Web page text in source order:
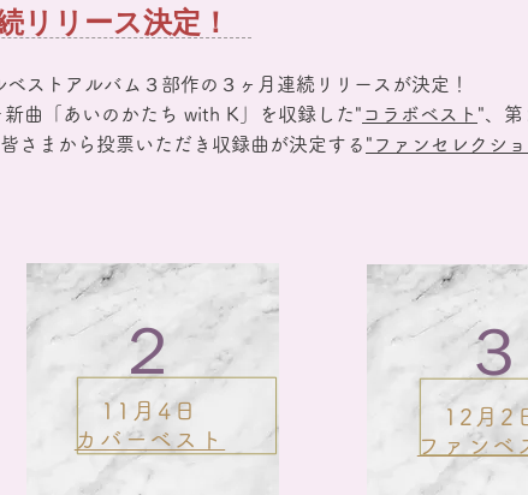
リリース決定！
ストアルバム３部作の３ヶ月連続リリースが決定！
曲「あいのかたち with K」を収録した" コラボベスト "、第
さまから投票いただき収録曲が決定する "ファンセレクシ
11月4日
カバーベスト
２
12月2
ファンベ